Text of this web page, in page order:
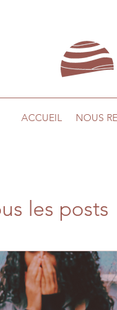
ACCUEIL NOUS
les posts